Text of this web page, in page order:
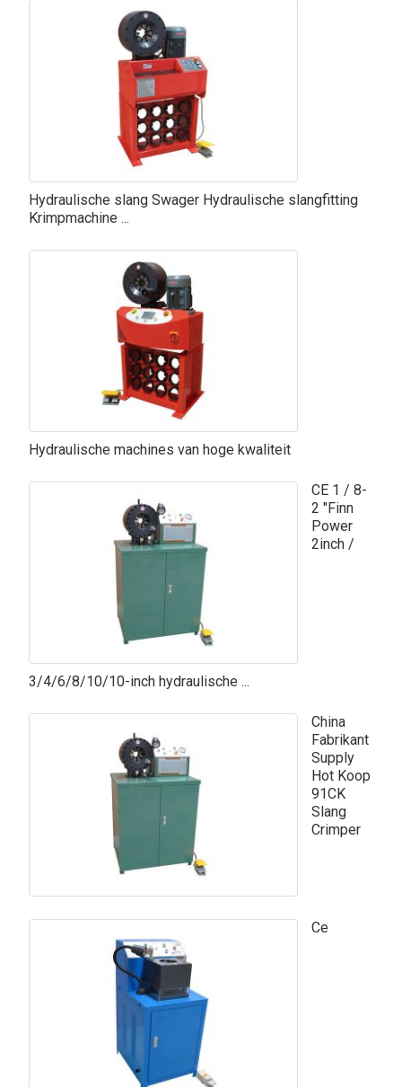
Hydraulische slang Swager Hydraulische slangfitting
Krimpmachine ...
Hydraulische machines van hoge kwaliteit
CE 1 / 8-
2 "Finn
Power
2inch /
3/4/6/8/10/10-inch hydraulische ...
China
Fabrikant
Supply
Hot Koop
91CK
Slang
Crimper
Ce